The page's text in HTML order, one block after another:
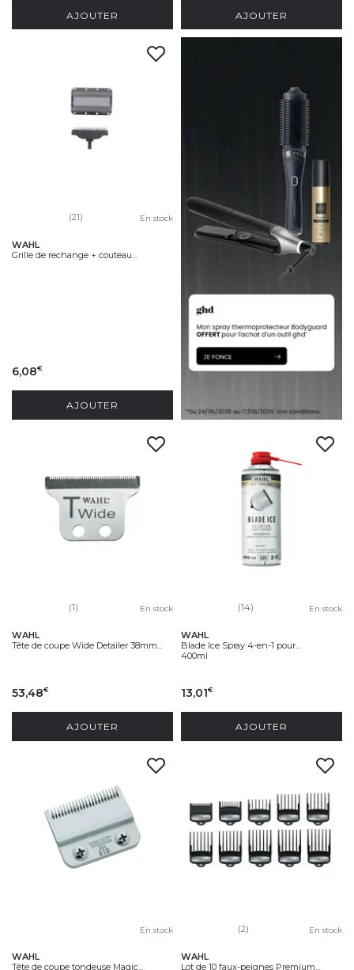
AJOUTER AJOUTER
(21) En stock
WAHL
Grille de rechange + couteau...
6,08€
AJOUTER
(1) En stock
WAHL
Tête de coupe Wide Detailer 38mm...
53,48€
AJOUTER
(14) En stock
WAHL
Blade Ice Spray 4-en-1 pour...
400ml
13,01€
AJOUTER
En stock
WAHL
Tête de coupe tondeuse Magic...
(2) En stock
WAHL
Lot de 10 faux-peignes Premium...